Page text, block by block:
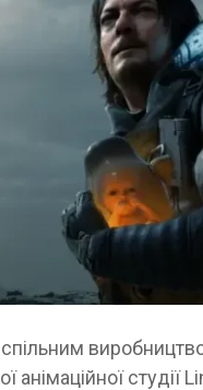
анімаційної